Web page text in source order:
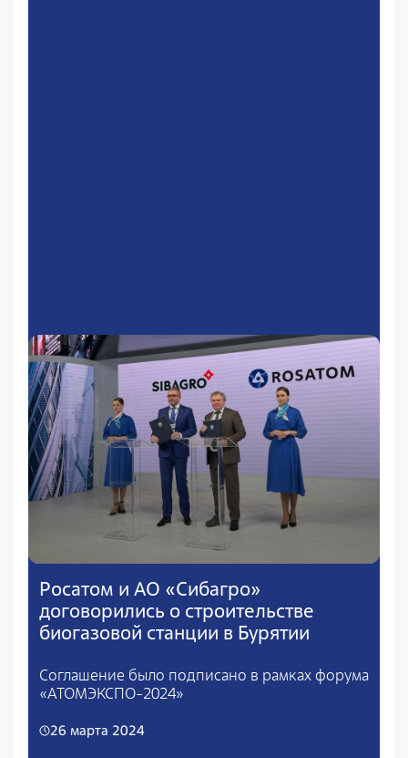
Росатом и АО «Сибагро»
договорились о строительстве
биогазовой станции в Бурятии
Соглашение было подписано в рамках форума
«АТОМЭКСПО-2024»
26 марта 2024